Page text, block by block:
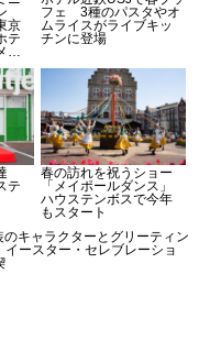
京
テ
ニ
フェ 3種のパスタやオ
ムライスがライブキッ
チンに登場
テ
春の訪れを祝うショー
「メイポールダンス」
ハウステンボスで今年
もスタート
キャラクターとグリーティン
イースター・セレブレーショ